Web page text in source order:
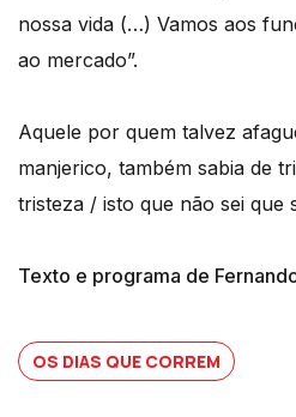
nossa vida (…) Vamos aos
ao mercado”.
Aquele por quem talvez
manjerico, também sabia de
tristeza / isto que não sei que
Texto e programa de
OS DIAS QUE CORREM